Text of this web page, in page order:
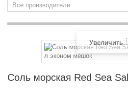
Увеличить
Соль морская Red Sea